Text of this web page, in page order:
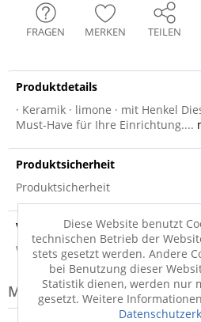
FRAGEN MERKEN TEILEN
Produktdetails
· Keramik · limone · mit Henkel
Must-Have für Ihre Einrichtung....
Produktsicherheit
Produktsicherheit
Versandinfo
Weitere Informationen zum
Modell-Familie: MIAMI
Diese Website benutzt
technischen Betrieb der
stets gesetzt werden. Andere
bei Benutzung dieser
Statistik dienen, werden nur
gesetzt. Weitere